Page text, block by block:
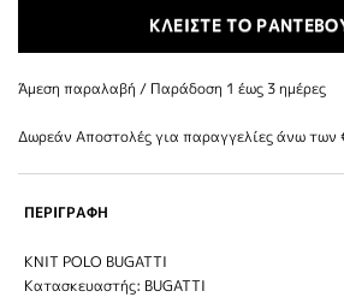
ΚΛΕΙΣΤΕ ΤΟ
Άμεση παραλαβή / Παράδoση 1 έως 3 ημέρες
Δωρεάν Αποστολές για παραγγελίες άνω των
ΠΕΡΙΓΡΑΦΗ
ΚΝΙΤ POLO BUGATTI
Κατασκευαστής: BUGATTI